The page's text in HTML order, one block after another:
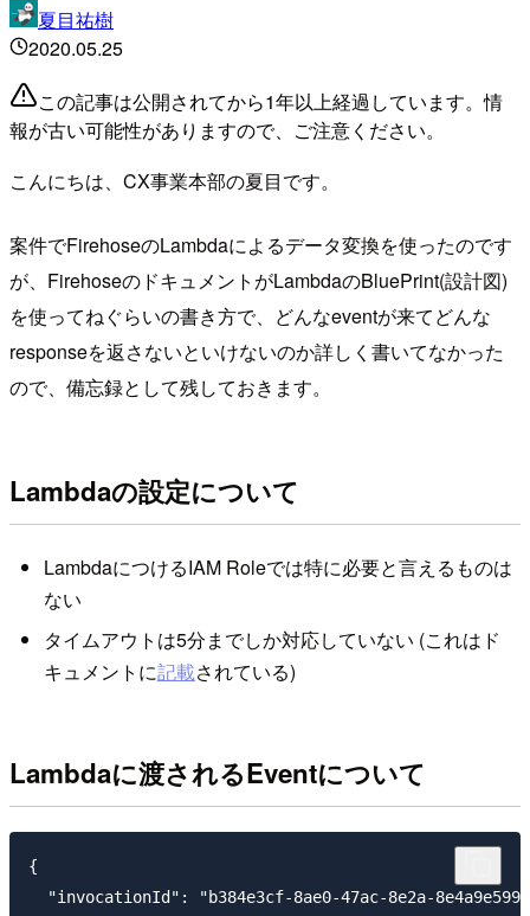
夏目祐樹
2020.05.25
この記事は公開されてから1年以上経過しています。情
報が古い可能性がありますので、ご注意ください。
こんにちは、CX事業本部の夏目です。
案件でFirehoseのLambdaによるデータ変換を使ったのです
が、FirehoseのドキュメントがLambdaのBluePrint(設計図)
を使ってねぐらいの書き方で、どんなeventが来てどんな
responseを返さないといけないのか詳しく書いてなかった
ので、備忘録として残しておきます。
Lambdaの設定について
LambdaにつけるIAM Roleでは特に必要と言えるものは
ない
タイムアウトは5分までしか対応していない (これはド
キュメントに記載されている)
Lambdaに渡されるEventについて
{
"invocationId": "b384e3cf-8ae0-47ac-8e2a-